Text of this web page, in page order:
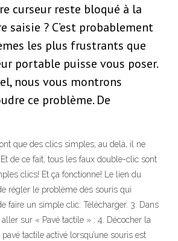
curseur reste bloqué à la
saisie ? C’est probablement
les plus frustrants que
portable puisse vous poser.
nous vous montrons
ce problème. De
que des clics simples; au delà, il ne
Et de ce fait, tous les faux double-clic sont
clics! Et ça fonctionne! Le lien du
régler le problème des souris qui
faire un simple clic: Télécharger. 3. Dans
sur « Pavé tactile » : 4. Décocher la
tactile activé lorsqu’une souris est